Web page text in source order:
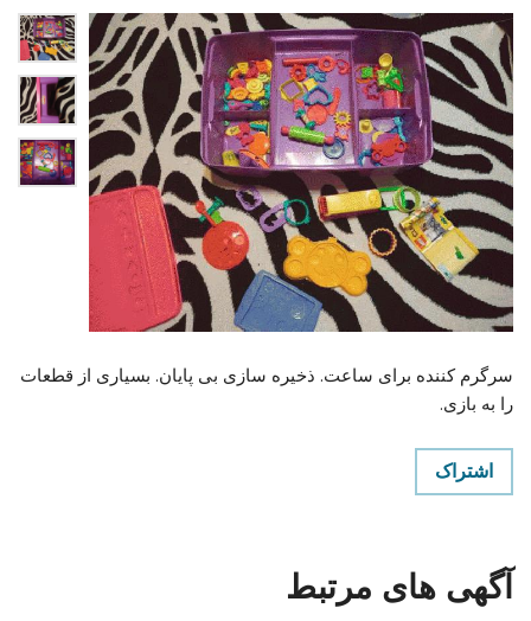
سرگرم کننده برای ساعت. ذخیره سازی بی پایان. بسیاری از قطعات
را به بازی.
اشتراک
آگهی های مرتبط